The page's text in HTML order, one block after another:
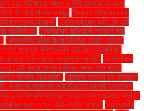
হক: সচিবালয়ে আগুন ও টঙ্গী হত্যাকাণ্ড একে
না পেয়ে মার্কেট ভাঙচুর "মিরপুরে সাকিবের খেলা
লন্ডন যাচ্ছেন" "মেসি-সুয়ারেজ জুটি: কি এটি
পরাজিত হয় "যুক্তরাজ্য রাশিয়াকে সহায়তা করা
"যুক্তরাষ্ট্র অবৈধ বাংলাদেশিদের ফেরত পাঠাবে"
দেশে ফিরলেন নথিপত্রহীন ভারতীয় অভিবাসীরা"
চেয়েছে ইসি গঠনের অনুসন্ধান কমিটি" "রাজনৈতিক
এই বছরে আপনার জীবন কেমন হতে পারে"
যাত্রায় নিষেধাজ্ঞা" "রাহুলের তুলনায় বড় ব্যবধানে
ভারত বাংলাদেশের সার্বভৌমত্বে সরাসরি হস্তক্ষেপ
ঢাকা বিশ্ববিদ্যালয়ের ছাত্রের চোখে গুরুতর আঘাত"
জন্য ৯৭৫ কোটি টাকার ঘোষণা" "রেস্তোরাঁয়